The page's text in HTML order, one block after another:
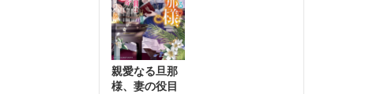
親愛なる旦那
様、妻の役目